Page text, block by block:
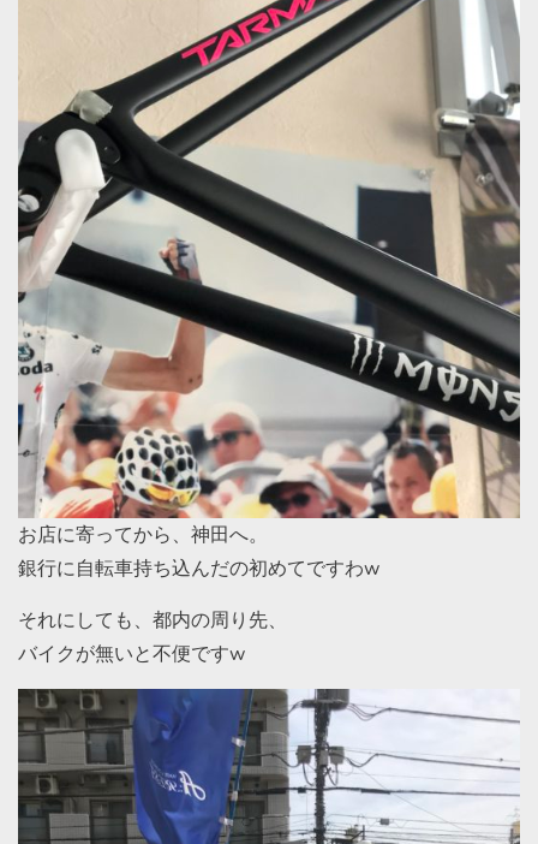
お店に寄ってから、神田へ。
銀行に自転車持ち込んだの初めてですわw
それにしても、都内の周り先、
バイクが無いと不便ですw